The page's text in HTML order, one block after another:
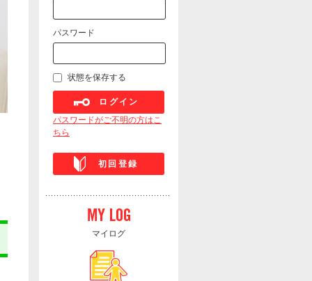
パスワード
状態を保存する
ログイン
パスワードがご不明の方はこ
ちら
初回登録
マイログ